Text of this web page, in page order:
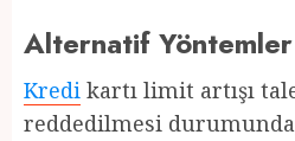
Alternatif
Kredi kartı limit artışı
reddedilmesi